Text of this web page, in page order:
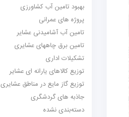
بهبود تامین آب کشاورزی
پروژه های عمرانی
تامین آب آشامیدنی عشایر
تامین برق چاههای عشایری
تشکیلات اداری
توزیع کالاهای یارانه ای عشایر
توزیع گاز مایع در مناطق عشایری
جاذبه های گردشگری
دسته‌بندی نشده